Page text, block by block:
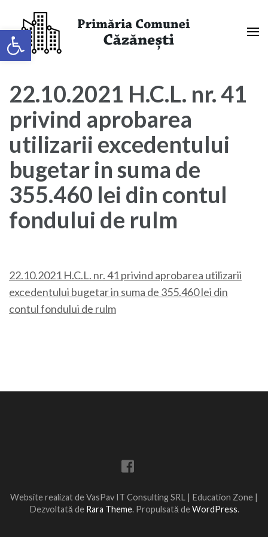
Deschide bara de unelte
conținut
(apasă
Primaria Comunei Căzănești,
Mehedinți
22.10.2021 H.C.L. nr. 41
privind aprobarea
utilizarii excedentului
bugetar in suma de
355.460 lei din contul
fondului de rulm
22.10.2021 H.C.L. nr. 41 privind aprobarea utilizarii
excedentului bugetar in suma de 355.460 lei din
contul fondului de rulm
Website realizat de VasPav IT Consulting SRL | Education Zone |
Dezvoltată de Rara Theme. Propulsată deWordPress.